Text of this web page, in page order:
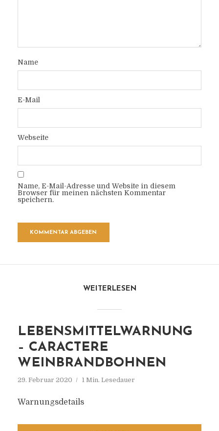
Name
E-Mail
Webseite
Name, E-Mail-Adresse und Website in diesem
Browser für meinen nächsten Kommentar
speichern.
WEITERLESEN
LEBENSMITTELWARNUNG
– CARACTERE
WEINBRANDBOHNEN
29. Februar 2020 1 Min. Lesedauer
Warnungsdetails